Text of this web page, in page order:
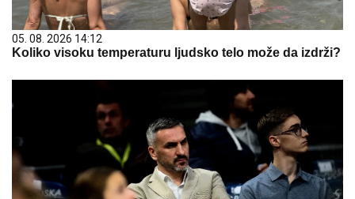
05. 08. 2026 14:12
Koliko visoku temperaturu ljudsko telo može da izdrži?